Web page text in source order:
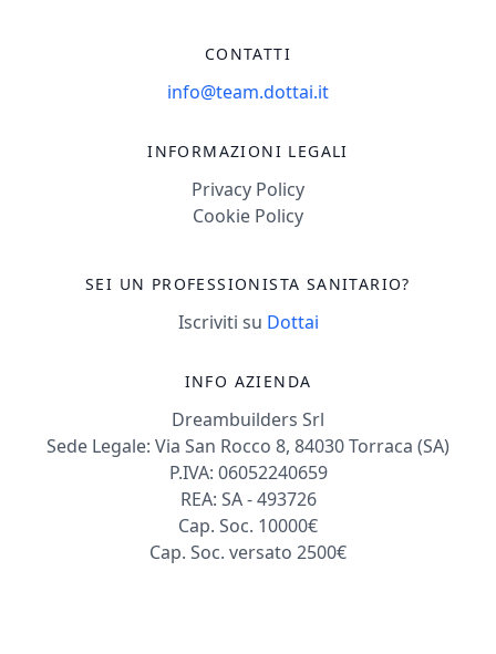
CONTATTI
info@team.dottai.it
INFORMAZIONI LEGALI
Privacy Policy
Cookie Policy
SEI UN PROFESSIONISTA SANITARIO?
Iscriviti su Dottai
INFO AZIENDA
Dreambuilders Srl
Sede Legale: Via San Rocco 8, 84030 Torraca (SA)
P.IVA: 06052240659
REA: SA - 493726
Cap. Soc. 10000€
Cap. Soc. versato 2500€